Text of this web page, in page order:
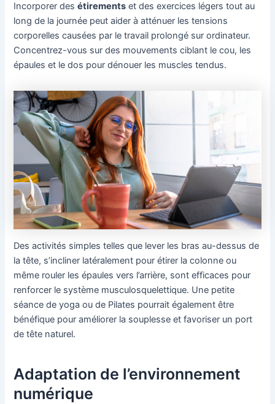
Incorporer desétirements et des exercices légers tout au
long de la journée peut aider à atténuer les tensions
corporelles causées par le travail prolongé sur ordinateur.
Concentrez-vous sur des mouvements ciblant le cou, les
épaules et le dos pour dénouer les muscles tendus.
Des activités simples telles que lever les bras au-dessus de
la tête, s’incliner latéralement pour étirer la colonne ou
même rouler les épaules vers l’arrière, sont efficaces pour
renforcer le système musculosquelettique. Une petite
séance de yoga ou de Pilates pourrait également être
bénéfique pour améliorer la souplesse et favoriser un port
de tête naturel.
Adaptation de l’environnement
numérique